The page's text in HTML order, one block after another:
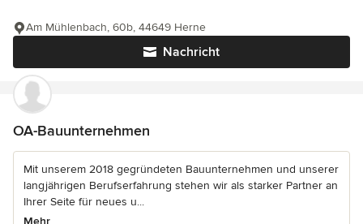
Nachricht
Am Mühlenbach, 60b, 44649 Herne
OA-Bauunternehmen
Mit unserem 2018 gegründeten Bauunternehmen und unserer
langjährigen Berufserfahrung stehen wir als starker Partner an
Ihrer Seite für neues u...